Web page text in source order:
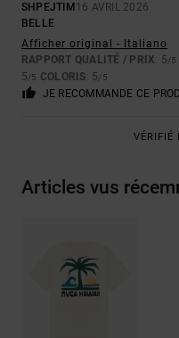
SHPEJTIM 16 AVRIL 2026
BELLE
Afficher original - Italiano
RAPPORT QUALITÉ / PRIX: 5/5
5/5 COLORIS: 5/5
JE RECOMMANDE CE
VÉRIFIÉ
Articles vus